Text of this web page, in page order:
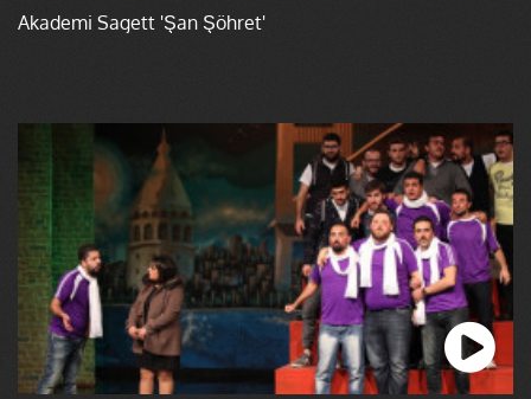
Akademi Sagett 'Şan Şöhret'